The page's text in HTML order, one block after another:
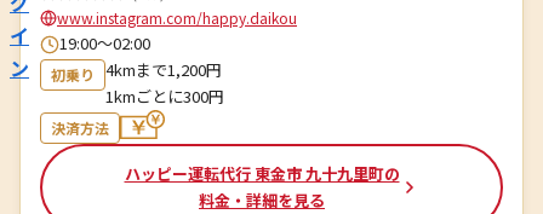
イ
ン
www.instagram.com/happy.daikou
19:00〜02:00
初乗り
4kmまで1,200円
1kmごとに300円
決済方法
ハッピー運転代行 東金市 九十九里町の
料金・詳細を見る